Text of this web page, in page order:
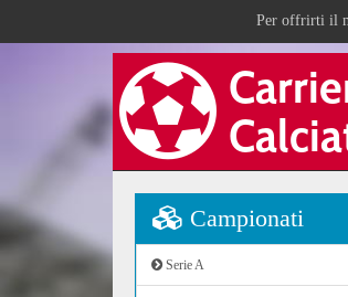
Per offrirti il
Campionati
Serie A